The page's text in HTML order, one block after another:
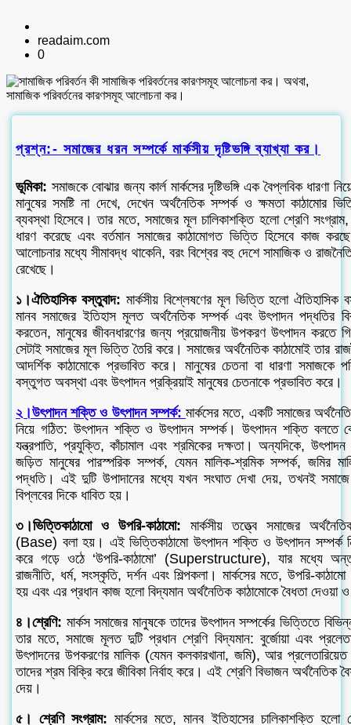
readaim.com
0
প্রশ্ন:- সমাজের ধরন সম্পর্কে মার্কসীয় দৃষ্টিভঙ্গি ব্যাখ্যা কর।
ভূমিকা: সমাজকে বোঝার জন্য কার্ল মার্কসের দৃষ্টিভঙ্গি এক বৈপ্লবিক ধারণা
মানুষের সমষ্টি না দেখে, দেখেন অর্থনৈতিক সম্পর্ক ও ক্ষমতা কাঠামোর
ব্যবস্থা হিসেবে। তার মতে, সমাজের মূল চালিকাশক্তি হলো শ্রেণি
ধারণ করেছে এবং বর্তমান সমাজের কাঠামোগত ভিত্তি হিসেবে কাজ
আলোচনার মধ্যে সীমাবদ্ধ থাকেনি, বরং বিশ্বের বহু দেশে সামাজিক ও
রেখেছে।
১।ঐতিহাসিক বস্তুবাদ: মার্কসীয় বিশ্লেষণের মূল ভিত্তি হলো ঐতিহাসিক
মানব সমাজের ইতিহাস মূলত অর্থনৈতিক সম্পর্ক এবং উৎপাদন পদ্ধতির
করতেন, মানুষের জীবনধারণের জন্য প্রয়োজনীয় উপকরণ উৎপাদন করতে
সেটাই সমাজের মূল ভিত্তি তৈরি করে। সমাজের অর্থনৈতিক কাঠামোই তার
আদর্শিক কাঠামোকে প্রভাবিত করে। মানুষের চেতনা বা ধারণা সমাজকে
বস্তুগত অবস্থা এবং উৎপাদন প্রক্রিয়াই মানুষের চেতনাকে প্রভাবিত করে।
২।উৎপাদন শক্তি ও উৎপাদন সম্পর্ক:মার্কসের মতে, একটি সমাজের
নিয়ে গঠিত: উৎপাদন শক্তি ও উৎপাদন সম্পর্ক। উৎপাদন শক্তি বলতে
যন্ত্রপাতি, প্রযুক্তি, কাঁচামাল এবং শ্রমিকের দক্ষতা। অন্যদিকে,
জড়িত মানুষের পারস্পরিক সম্পর্ক, যেমন মালিক-শ্রমিক সম্পর্ক, জমির
পদ্ধতি। এই দুটি উপাদানের মধ্যে যখন সংঘাত দেখা দেয়, তখনই
বিপ্লবের দিকে ধাবিত হয়।
৩।ভিত্তিকাঠামো ও উপরি-কাঠামো: মার্কসীয় তত্ত্বে সমাজের
(Base) বলা হয়। এই ভিত্তিকাঠামো উৎপাদন শক্তি ও উৎপাদন সম্পর্ক
করে গড়ে ওঠে ‘উপরি-কাঠামো’ (Superstructure), যার মধ্যে
রাজনীতি, ধর্ম, সংস্কৃতি, দর্শন এবং শিল্পকলা। মার্কসের মতে, উপরি-কাঠামো
হয় এবং এর প্রধান কাজ হলো বিদ্যমান অর্থনৈতিক কাঠামোকে বৈধতা দেওয়া ও
৪।শ্রেণি: মার্কস সমাজের মানুষকে তাদের উৎপাদন সম্পর্কের ভিত্তিতে
তার মতে, সমাজে মূলত দুটি প্রধান শ্রেণি বিদ্যমান: বুর্জোয়া এবং
উৎপাদনের উপকরণের মালিক (যেমন কলকারখানা, জমি), আর প্রলেতারিয়েত
তাদের শ্রম বিক্রি করে জীবিকা নির্বাহ করে। এই শ্রেণি বিভাজন অর্থনৈতিক
দেয়।
৫। শ্রেণি সংগ্রাম:মার্কসের মতে, মানব ইতিহাসের চালিকাশক্তি হলো